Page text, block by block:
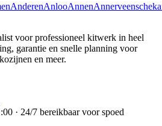
AnderenAnlooAnnen
voor professioneel kitwerk in heel
garantie en snelle planning voor
en meer.
· 24/7 bereikbaar voor spoed